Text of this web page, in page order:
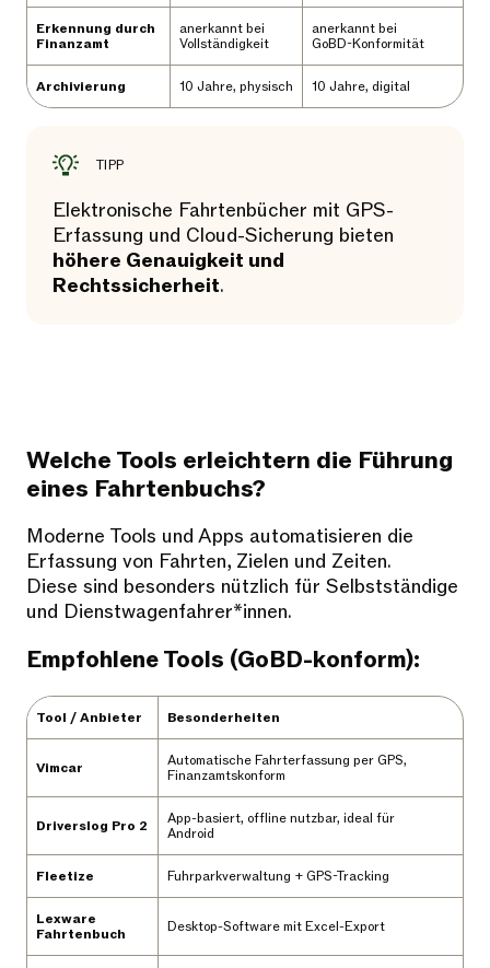
Erkennung durch
Finanzamt
anerkannt bei
Vollständigkeit
anerkannt bei
GoBD-Konformität
Archivierung 10 Jahre, physisch 10 Jahre, digital
TIPP
Elektronische Fahrtenbücher mit GPS-
Erfassung und Cloud-Sicherung bieten
höhere Genauigkeit und
Rechtssicherheit.
Welche Tools erleichtern die Führung
eines Fahrtenbuchs?
Moderne Tools und Apps automatisieren die
Erfassung von Fahrten, Zielen und Zeiten.
Diese sind besonders nützlich für Selbstständige
und Dienstwagenfahrer*innen.
Empfohlene Tools (GoBD-konform):
Tool / Anbieter Besonderheiten
Vimcar
Automatische Fahrterfassung per GPS,
Finanzamtskonform
Driverslog Pro 2
App-basiert, offline nutzbar, ideal für
Android
Fleetize Fuhrparkverwaltung + GPS-Tracking
Lexware
Fahrtenbuch
Desktop-Software mit Excel-Export